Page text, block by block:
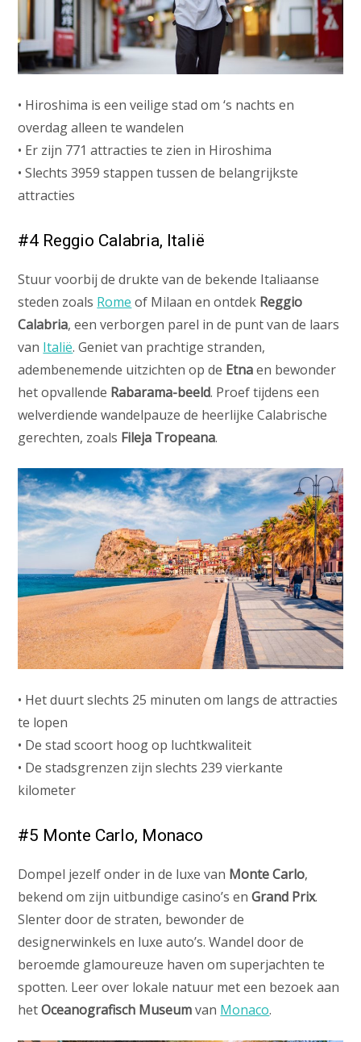
• Hiroshima is een veilige stad om ‘s nachts en
overdag alleen te wandelen
• Er zijn 771 attracties te zien in Hiroshima
• Slechts 3959 stappen tussen de belangrijkste
attracties
#4 Reggio Calabria, Italië
Stuur voorbij de drukte van de bekende Italiaanse
steden zoals Rome of Milaan en ontdek Reggio
Calabria, een verborgen parel in de punt van de laars
van Italië. Geniet van prachtige stranden,
adembenemende uitzichten op de Etnaen bewonder
het opvallende Rabarama-beeld. Proef tijdens een
welverdiende wandelpauze de heerlijke Calabrische
gerechten, zoals Fileja Tropeana.
• Het duurt slechts 25 minuten om langs de attracties
te lopen
• De stad scoort hoog op luchtkwaliteit
• De stadsgrenzen zijn slechts 239 vierkante
kilometer
#5 Monte Carlo, Monaco
Dompel jezelf onder in de luxe van Monte Carlo,
bekend om zijn uitbundige casino’s enGrand Prix.
Slenter door de straten, bewonder de
designerwinkels en luxe auto’s. Wandel door de
beroemde glamoureuze haven om superjachten te
spotten. Leer over lokale natuur met een bezoek aan
hetOceanografisch Museumvan Monaco.